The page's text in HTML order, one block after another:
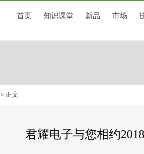
首页 知识课堂 新品 市场
> 正文
君耀电子与您相约